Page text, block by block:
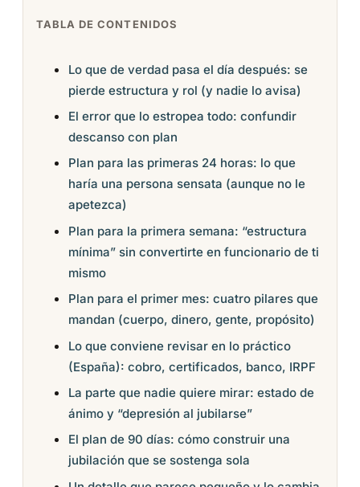
TABLA DE CONTENIDOS
Lo que de verdad pasa el día después: se
pierde estructura y rol (y nadie lo avisa)
El error que lo estropea todo: confundir
descanso con plan
Plan para las primeras 24 horas: lo que
haría una persona sensata (aunque no le
apetezca)
Plan para la primera semana: “estructura
mínima” sin convertirte en funcionario de ti
mismo
Plan para el primer mes: cuatro pilares que
mandan (cuerpo, dinero, gente, propósito)
Lo que conviene revisar en lo práctico
(España): cobro, certificados, banco, IRPF
La parte que nadie quiere mirar: estado de
ánimo y “depresión al jubilarse”
El plan de 90 días: cómo construir una
jubilación que se sostenga sola